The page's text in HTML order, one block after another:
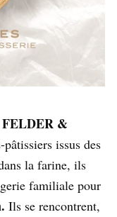
&
issus des
la farine, ils
familiale pour
Ils se rencontrent,